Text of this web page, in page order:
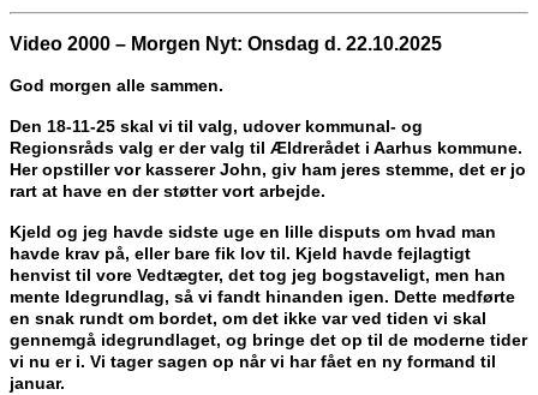
Video 2000 – Morgen Nyt: Onsdag d. 22.10.2025
God morgen alle sammen.
Den 18-11-25 skal vi til valg, udover kommunal- og
Regionsråds valg er der valg til Ældrerådet i Aarhus kommune.
Her opstiller vor kasserer John, giv ham jeres stemme, det er jo
rart at have en der støtter vort arbejde.
Kjeld og jeg havde sidste uge en lille disputs om hvad man
havde krav på, eller bare fik lov til. Kjeld havde fejlagtigt
henvist til vore Vedtægter, det tog jeg bogstaveligt, men han
mente Idegrundlag, så vi fandt hinanden igen. Dette medførte
en snak rundt om bordet, om det ikke var ved tiden vi skal
gennemgå idegrundlaget, og bringe det op til de moderne tider
vi nu er i. Vi tager sagen op når vi har fået en ny formand til
januar.